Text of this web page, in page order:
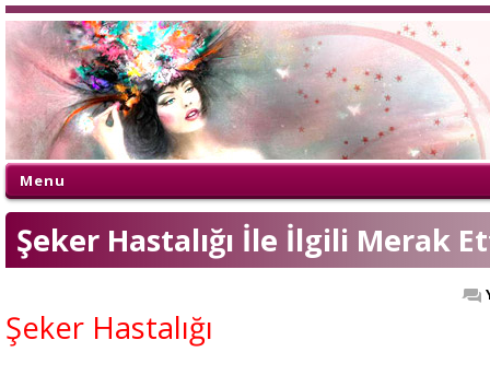
Menu
Şeker Hastalığı İle İlgili Merak
Şeker Hastalığı